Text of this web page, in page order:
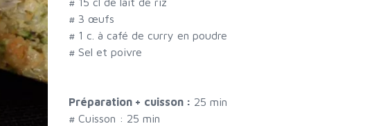
# 3 œufs
# 1 c. à café de curry en poudre
# Sel et poivre
Préparation + cuisson : 25 min
# Cuisson : 25 min